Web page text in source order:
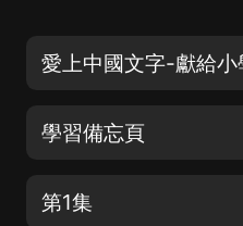
學習備忘頁
第1集